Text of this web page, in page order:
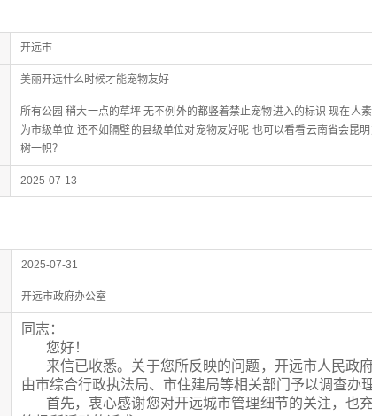
开远市
美丽开远什么时候才能宠物友好
所有公园 稍大一点的草坪 无不例外的都竖着禁止宠物进入的标识 现在人
为市级单位 还不如隔壁的县级单位对宠物友好呢 也可以看看云南省会昆
树一帜？
2025-07-13
2025-07-31
开远市政府办公室
同志：
您好！
来信已收悉。关于您所反映的问题，开远市人民政
由市综合行政执法局、市住建局等相关部门予以调查办
首先，衷心感谢您对开远城市管理细节的关注，也